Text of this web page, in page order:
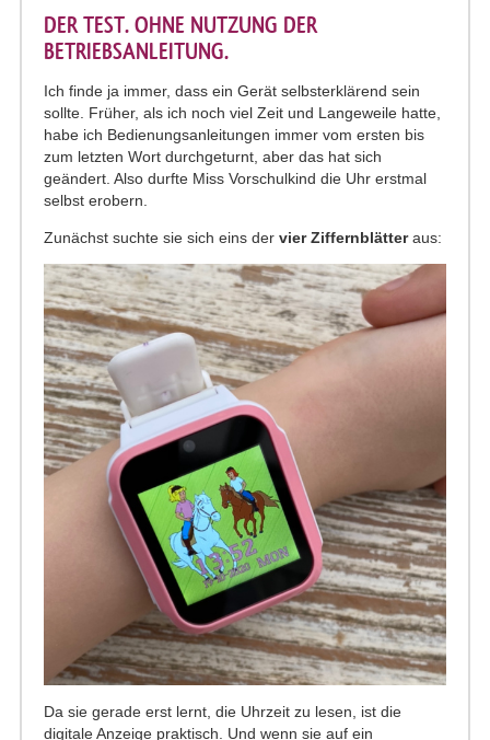
DER TEST. OHNE NUTZUNG DER
BETRIEBSANLEITUNG.
Ich finde ja immer, dass ein Gerät selbsterklärend sein
sollte. Früher, als ich noch viel Zeit und Langeweile hatte,
habe ich Bedienungsanleitungen immer vom ersten bis
zum letzten Wort durchgeturnt, aber das hat sich
geändert. Also durfte Miss Vorschulkind die Uhr erstmal
selbst erobern.
Zunächst suchte sie sich eins der vier Ziffernblätteraus:
Da sie gerade erst lernt, die Uhrzeit zu lesen, ist die
digitale Anzeige praktisch. Und wenn sie auf ein